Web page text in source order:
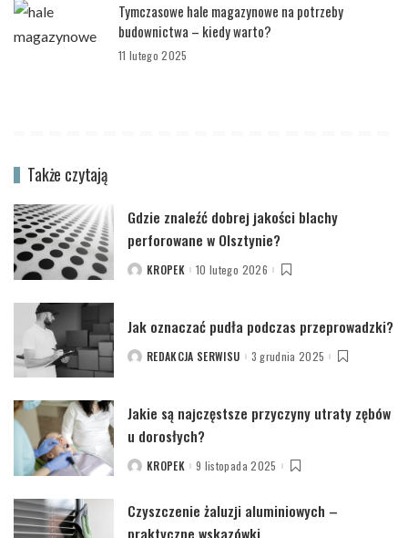
Tymczasowe hale magazynowe na potrzeby
budownictwa – kiedy warto?
11 lutego 2025
Także czytają
Gdzie znaleźć dobrej jakości blachy
perforowane w Olsztynie?
POSTEDKROPEK 10 lutego 2026
Jak oznaczać pudła podczas przeprowadzki?
POSTEDREDAKCJA SERWISU 3 grudnia 2025
Jakie są najczęstsze przyczyny utraty zębów
u dorosłych?
POSTEDKROPEK 9 listopada 2025
Czyszczenie żaluzji aluminiowych –